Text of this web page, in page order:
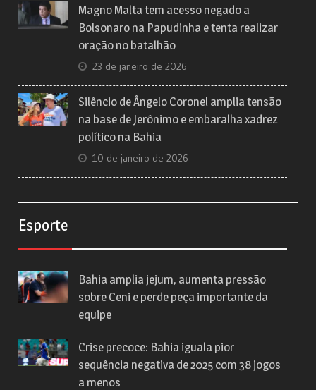
Magno Malta tem acesso negado a
Bolsonaro na Papudinha e tenta realizar
oração no batalhão
23 de janeiro de 2026
Silêncio de Ângelo Coronel amplia tensão
na base de Jerônimo e embaralha xadrez
político na Bahia
10 de janeiro de 2026
Esporte
Bahia amplia jejum, aumenta pressão
sobre Ceni e perde peça importante da
equipe
Crise precoce: Bahia iguala pior
sequência negativa de 2025 com 38 jogos
a menos